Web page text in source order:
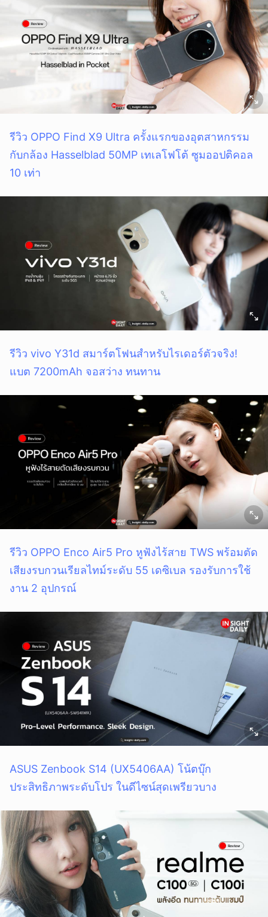
รีวิว OPPO Find X9 Ultra ครั้งแรกของอุตสาหกรรม
กับกล้อง Hasselblad 50MP เทเลโฟโต้ ซูมออปติคอล
10 เท่า
รีวิว vivo Y31d สมาร์ตโฟนสำหรับไรเดอร์ตัวจริง!
แบต 7200mAh จอสว่าง ทนทาน
รีวิว OPPO Enco Air5 Pro หูฟังไร้สาย TWS พร้อมตัด
เสียงรบกวนเรียลไทม์ระดับ 55 เดซิเบล รองรับการใช้
งาน 2 อุปกรณ์
ASUS Zenbook S14 (UX5406AA) โน้ตบุ๊ก
ประสิทธิภาพระดับโปร ในดีไซน์สุดเพรียวบาง
ยกเลิก